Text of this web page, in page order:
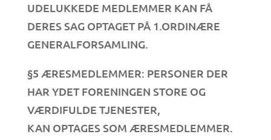
UDELUKKEDE MEDLEMMER KAN FÅ
DERES SAG OPTAGET PÅ 1.ORDINÆRE
GENERALFORSAMLING.
§5 ÆRESMEDLEMMER: PERSONER DER
HAR YDET FORENINGEN STORE OG
VÆRDIFULDE TJENESTER,
KAN OPTAGES SOM ÆRESMEDLEMMER.